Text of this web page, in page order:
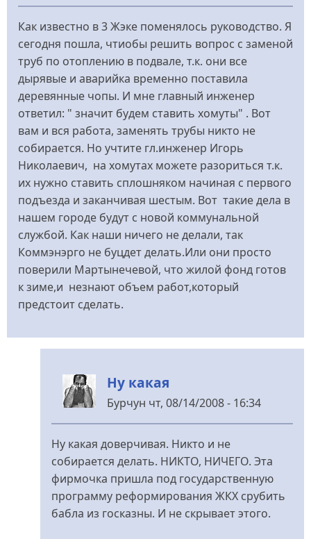
Как известно в 3 Жэке поменялось руководство. Я
сегодня пошла, чтиобы решить вопрос с заменой
труб по отоплению в подвале, т.к. они все
дырявые и аварийка временно поставила
деревянные чопы. И мне главный инженер
ответил: " значит будем ставить хомуты" . Вот
вам и вся работа, заменять трубы никто не
собирается. Но учтите гл.инженер Игорь
Николаевич, на хомутах можете разориться т.к.
их нужно ставить сплошняком начиная с первого
подъезда и заканчивая шестым. Вот такие дела в
нашем городе будут с новой коммунальной
службой. Как наши ничего не делали, так
Коммэнэрго не буцдет делать.Или они просто
поверили Мартынечевой, что жилой фонд готов
к зиме,и незнают объем работ,который
предстоит сделать.
Ну какая
Бурчун чт, 08/14/2008 - 16:34
У
Как
известно
в
Ну какая доверчивая. Никто и не
собирается делать. НИКТО, НИЧЕГО. Эта
фирмочка пришла под государственную
программу реформирования ЖКХ срубить
бабла из госказны. И не скрывает этого.